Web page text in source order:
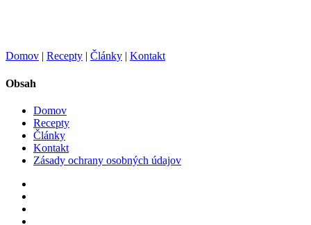
Domov | Recepty | Články | Kontakt
Obsah
Domov
Recepty
Články
Kontakt
Zásady ochrany osobných údajov